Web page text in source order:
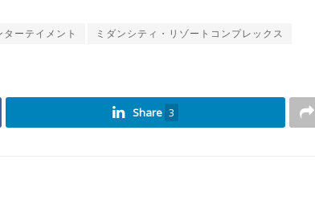
ーテイメント ミダンシティ・リゾートコンプレックス
Share 3